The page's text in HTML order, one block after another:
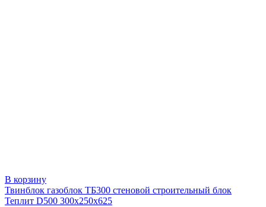
В корзину
Твинблок газоблок ТБ300 стеновой строительный блок
Теплит D500 300х250х625